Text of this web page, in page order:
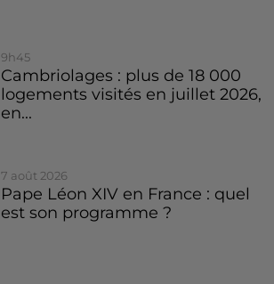
9h45
Cambriolages : plus de 18 000
logements visités en juillet 2026,
en...
7 août 2026
Pape Léon XIV en France : quel
est son programme ?